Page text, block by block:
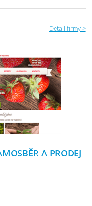
Detail firmy >
A PRODEJ